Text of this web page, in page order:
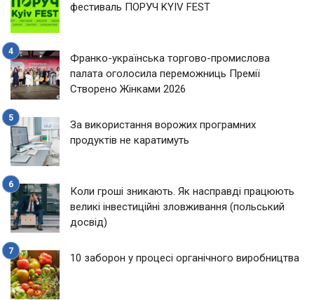
фестиваль ПОРУЧ KYIV FEST
Франко-українська торгово-промислова
палата оголосила переможниць Премії
Створено Жінками 2026
За використання ворожих програмних
продуктів не каратимуть
Коли гроші зникають. Як насправді працюють
великі інвестиційні зловживання (польський
досвід)
10 заборон у процесі органічного виробництва